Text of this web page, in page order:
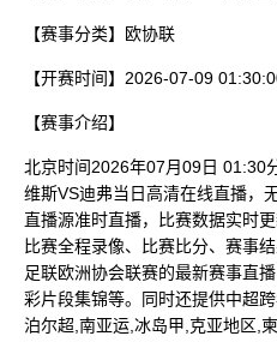
【赛事分类】 欧协联
【开赛时间】 2026-07-09
【赛事介绍】
北京时间2026年07月09日 01:30
维斯VS迪弗当日高清在线直播，
直播源准时直播，比赛数据实时
比赛全程录像、比赛比分、赛事
足联欧洲协会联赛的最新赛事直
彩片段集锦等。同时还提供中超
泊尔超,南亚运,冰岛甲,克亚地区,